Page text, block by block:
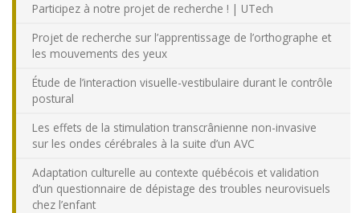
Participez à notre projet de recherche ! | UTech
Projet de recherche sur l’apprentissage de l’orthographe et
les mouvements des yeux
Étude de l’interaction visuelle-vestibulaire durant le contrôle
postural
Les effets de la stimulation transcrânienne non-invasive
sur les ondes cérébrales à la suite d’un AVC
Adaptation culturelle au contexte québécois et validation
d’un questionnaire de dépistage des troubles neurovisuels
chez l’enfant